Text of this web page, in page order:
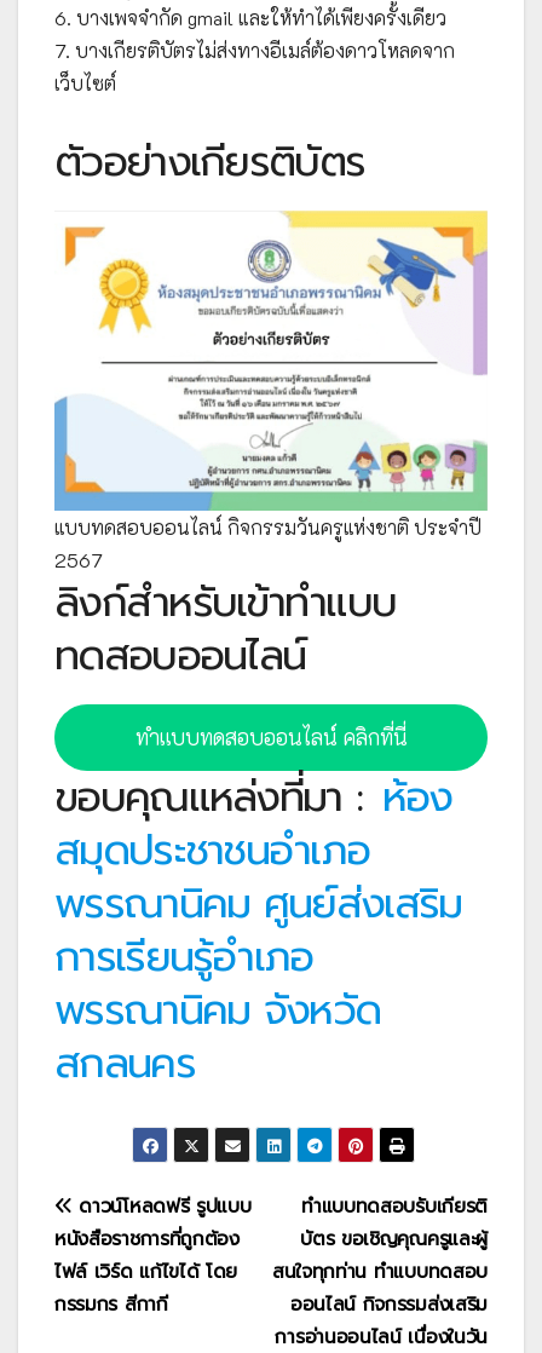
6. บางเพจจำกัด gmail และให้ทำได้เพียงครั้งเดียว
7. บางเกียรติบัตรไม่ส่งทางอีเมล์ต้องดาวโหลดจาก
เว็บไซต์
ตัวอย่างเกียรติบัตร
แบบทดสอบออนไลน์ กิจกรรมวันครูแห่งชาติ ประจำปี
2567
ลิงก์สำหรับเข้าทำแบบ
ทดสอบออนไลน์
ทำแบบทดสอบออนไลน์ คลิกที่นี่
ขอบคุณแหล่งที่มา : ห้อง
สมุดประชาชนอำเภอ
พรรณานิคม ศูนย์ส่งเสริม
การเรียนรู้อำเภอ
พรรณานิคม จังหวัด
สกลนคร
แนะแนว
เรื่อง
ทำแบบทดสอบรับเกียรติ
บัตร ขอเชิญคุณครูและผู้
สนใจทุกท่าน ทำแบบทดสอบ
ออนไลน์ กิจกรรมส่งเสริม
การอ่านออนไลน์ เนื่องในวัน
ดาวน์โหลดฟรี รูปแบบ
หนังสือราชการที่ถูกต้อง
ไฟล์ เวิร์ด แก้ไขได้ โดย
กรรมกร สีกากี